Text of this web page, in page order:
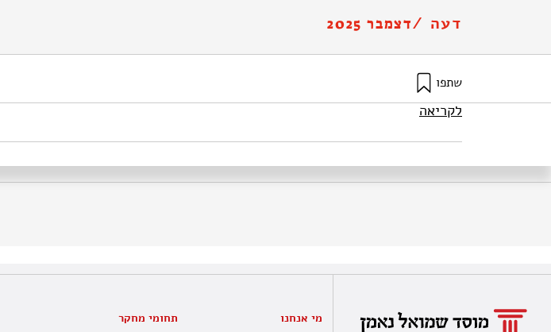
דעה /דצמבר 2025
שתפו
לקריאה
מי אנחנו תחומי מחקר